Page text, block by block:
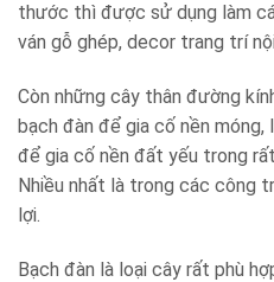
thước thì được sử dụng làm
ván gỗ ghép, decor trang trí
Còn những cây thân đường
bạch đàn để gia cố nền
để gia cố nền đất yếu trong
Nhiều nhất là trong các công
lợi.
Bạch đàn là loại cây rất phù